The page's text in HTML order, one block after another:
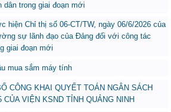
dân trong giai đoạn mới
hiện Chỉ thị số 06-CT/TW, ngày 06/6/2026 của
sự lãnh đạo của Đảng đối với công tác
giai đoạn mới
mua sắm máy tính
CÔNG KHAI QUYẾT TOÁN NGÂN SÁCH
CỦA VIỆN KSND TỈNH QUẢNG NINH